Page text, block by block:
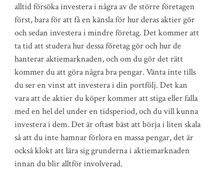
alltid försöka investera i några av de större företagen
först, bara för att få en känsla för hur deras aktier gör
och sedan investera i mindre företag. Det kommer att
ta tid att studera hur dessa företag gör och hur de
hanterar aktiemarknaden, och om du gör det rätt
kommer du att göra några bra pengar. Vänta inte tills
du ser en vinst att investera i din portfölj. Det kan
vara att de aktier du köper kommer att stiga eller falla
med en hel del under en tidsperiod, och du vill kunna
investera i dem. Det är oftast bäst att börja i liten skala
så att du inte hamnar förlora en massa pengar, det är
också klokt att lära sig grunderna i aktiemarknaden
innan du blir alltför involverad.